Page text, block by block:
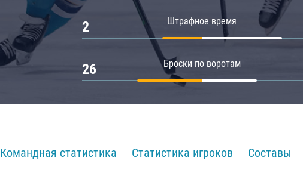
Штрафное время
2
Броски по воротам
26
Командная статистика Статистика игроков Составы